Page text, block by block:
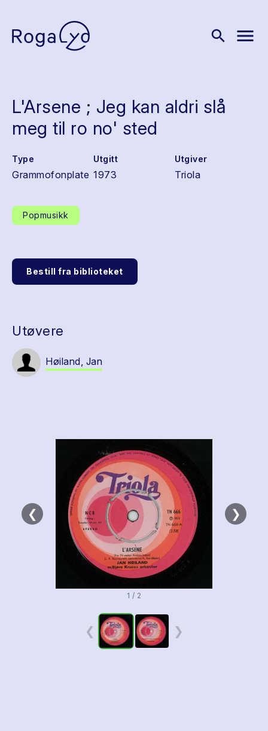
search menu
L'Arsene ; Jeg kan aldri slå
meg til ro no' sted
Type
Grammofonplate
Utgitt
1973
Utgiver
Triola
Popmusikk
Bestill fra biblioteket
Utøvere
Høiland, Jan
❮ ❯
1 / 2
❮ ❯